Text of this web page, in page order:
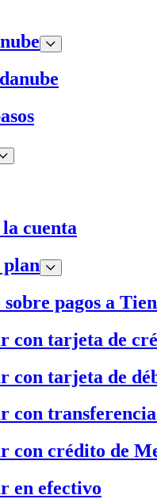
cuenta
sobre pagos a
con tarjeta de
con tarjeta de
con
con crédito de
en efectivo